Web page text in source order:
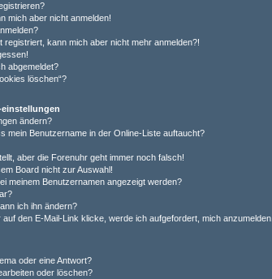
mich aber nicht anmelden!
registriert, kann mich aber nicht mehr anmelden?!
abgemeldet?
löschen“?
ändern?
mein Benutzername in der Online-Liste auftaucht?
aber die Forenuhr geht immer noch falsch!
Board nicht zur Auswahl!
meinem Benutzernamen angezeigt werden?
ich ihn ändern?
den E-Mail-Link klicke, werde ich aufgefordert, mich anzumelden.
oder eine Antwort?
oder löschen?